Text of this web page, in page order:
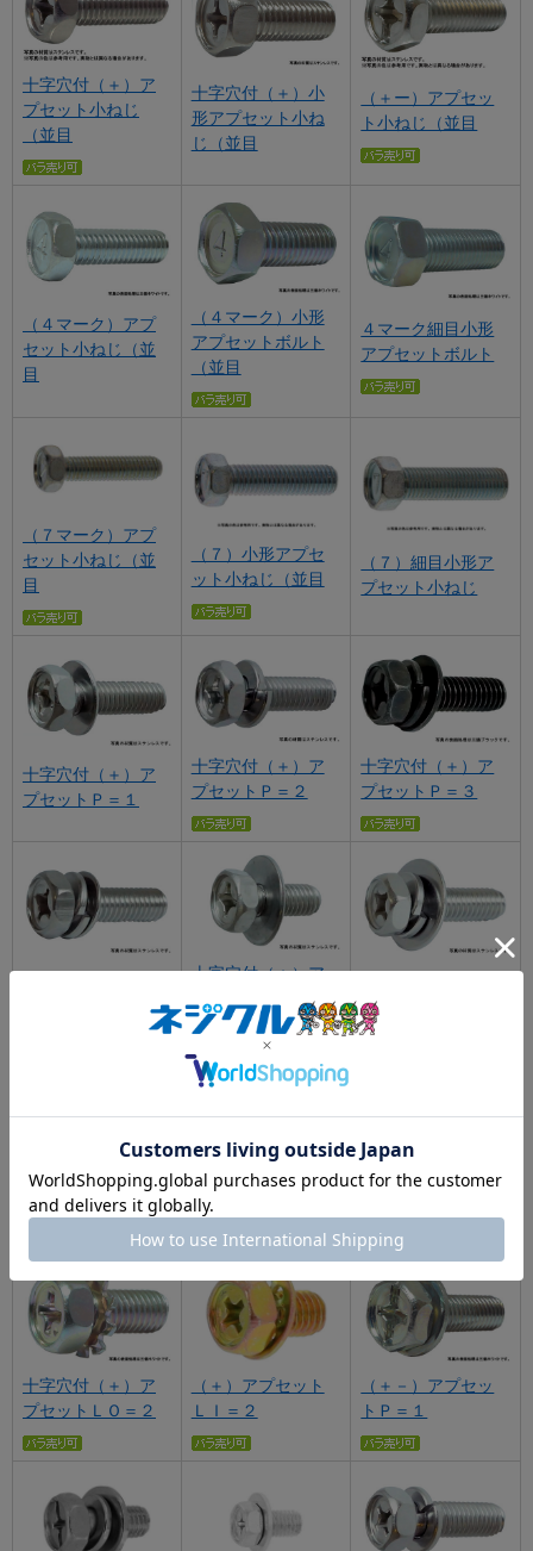
十字穴付（＋）ア
プセット小ねじ
（並目
十字穴付（＋）小
形アプセット小ね
じ（並目
（＋ー）アプセッ
ト小ねじ（並目
（４マーク）アプ
セット小ねじ（並
目
（４マーク）小形
アプセットボルト
（並目
４マーク細目小形
アプセットボルト
（７マーク）アプ
セット小ねじ（並
目
（７）小形アプセ
ット小ねじ（並目
（７）細目小形ア
プセット小ねじ
十字穴付（＋）ア
プセットＰ＝１
十字穴付（＋）ア
プセットＰ＝２
十字穴付（＋）ア
プセットＰ＝３
十字穴付（＋）ア
プセットＰＤ＝１
プセットＰＤ＝３
十字穴付（＋）ア
プセットＩ＝１
十字穴付（＋）ア
プセットＩ＝３
十字穴付（＋）ア
十字穴付（＋）ア
プセットＬＯ＝２
（＋）アプセット
ＬＩ＝２
（＋－）アプセッ
トＰ＝１